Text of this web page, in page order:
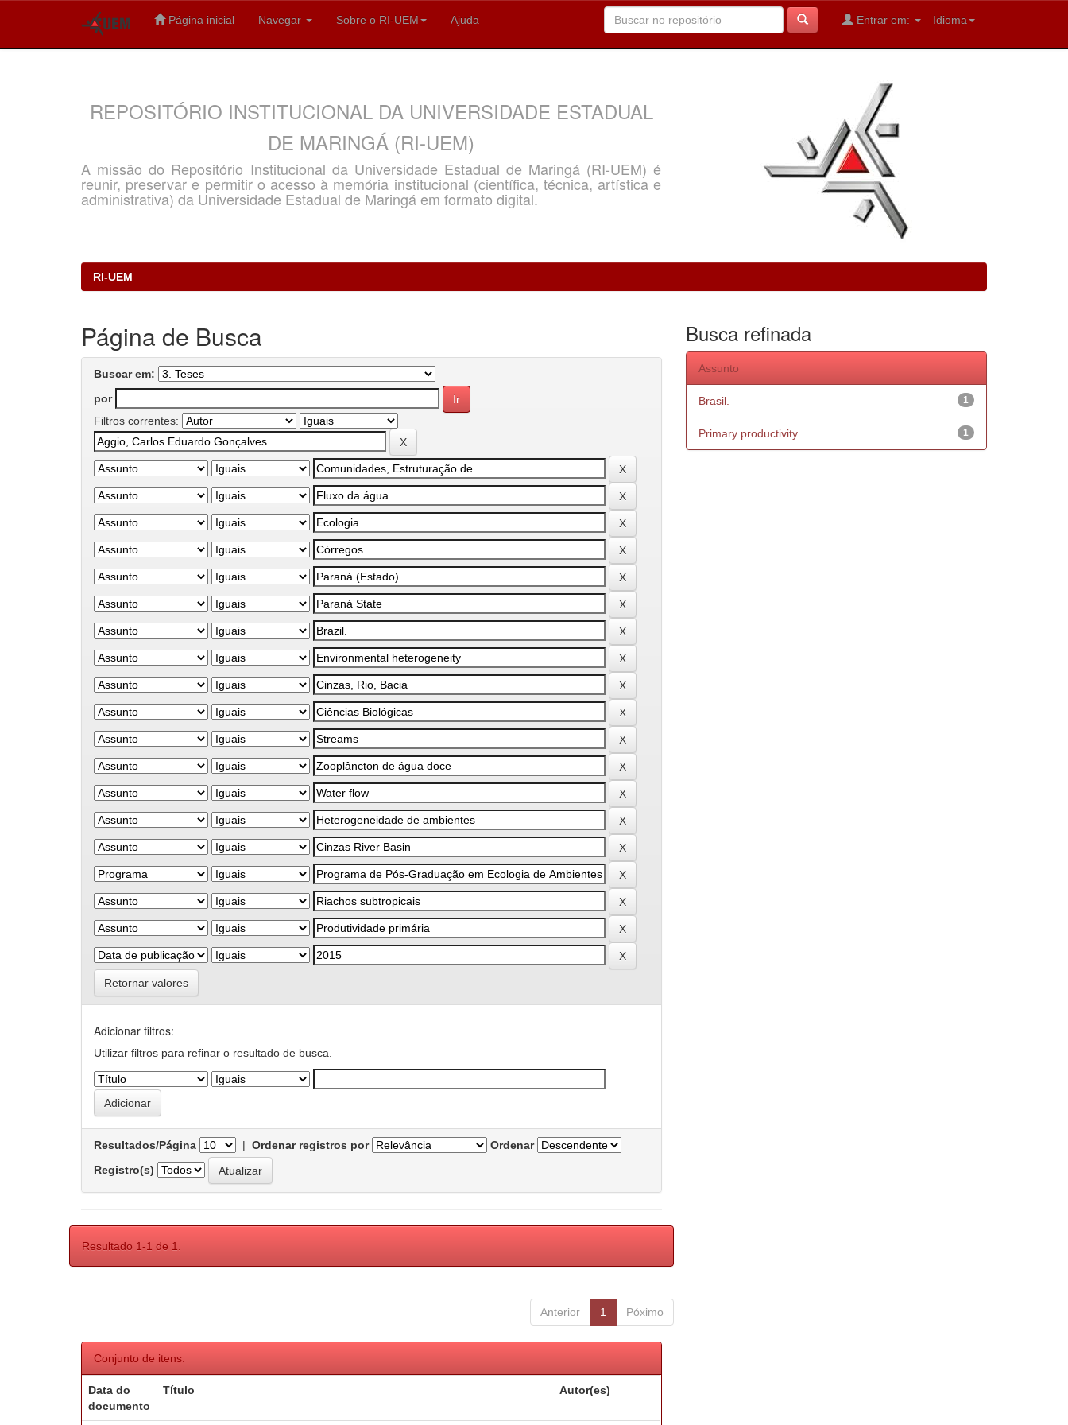
Página inicial Navegar Sobre o RI-UEM Ajuda Idioma
Entrar em:
REPOSITÓRIO INSTITUCIONAL DA UNIVERSIDADE ESTADUAL
DE MARINGÁ (RI-UEM)
A missão do Repositório Institucional da Universidade Estadual de Maringá (RI-UEM) é
reunir, preservar e permitir o acesso à memória institucional (científica, técnica, artística e
administrativa) da Universidade Estadual de Maringá em formato digital.
RI-UEM
Página de Busca
Buscar em:
por
Filtros correntes:
Retornar valores
Adicionar filtros:
Utilizar filtros para refinar o resultado de busca.
Resultados/Página | Ordenar registros por
Ordenar
Registro(s)
Resultado 1-1 de 1.
Anterior 1 Póximo
Conjunto de itens:
Data do
documento
Título Autor(es)
Busca refinada
Assunto
1
Brasil.
1
Primary productivity